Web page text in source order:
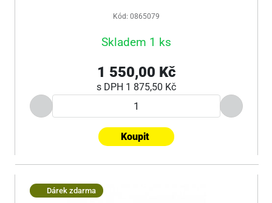
Kód: 0865079
Skladem 1 ks
1 550,00 Kč
s DPH 1 875,50 Kč
Koupit
Dárek zdarma